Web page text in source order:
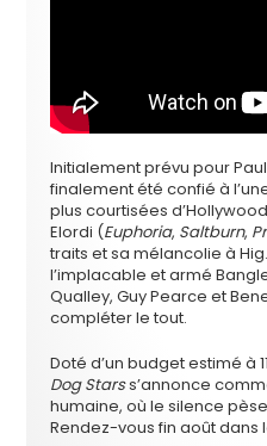
Initialement prévu pour
finalement été confié à
plus courtisées
Elordi (Euphoria, Saltburn,
traits et sa mélancolie à
l’implacable et armé
Qualley, Guy Pearce et
compléter le tout.
Doté d’un budget estimé à
Dog Starss’annonce
humaine, où le silence
Rendez-vous fin août dans